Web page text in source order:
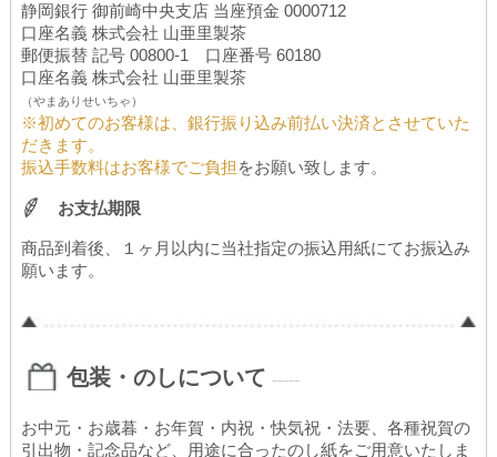
静岡銀行 御前崎中央支店 当座預金 0000712
口座名義 株式会社 山亜里製茶
郵便振替 記号 00800-1 口座番号 60180
口座名義 株式会社 山亜里製茶
（やまありせいちゃ）
※初めてのお客様は、銀行振り込み前払い決済とさせていた
だきます。
振込手数料はお客様でご負担 をお願い致します。
お支払期限
商品到着後、１ヶ月以内に当社指定の振込用紙にてお振込み
願います。
包装・のしについて -----
お中元・お歳暮・お年賀・内祝・快気祝・法要、各種祝賀の
引出物・記念品など、用途に合ったのし紙をご用意いたしま